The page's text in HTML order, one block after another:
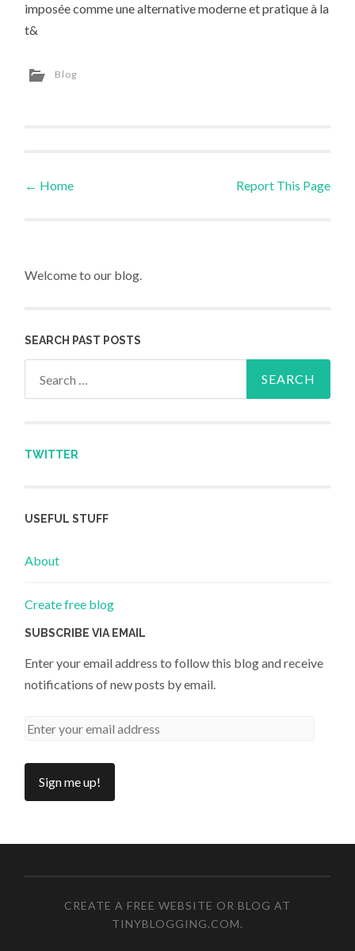
imposée comme une alternative moderne et pratique à la
t&
Blog
Post navigation
← Home Report This Page
Welcome to our blog.
SEARCH PAST POSTS
TWITTER
USEFUL STUFF
About
Create free blog
SUBSCRIBE VIA EMAIL
Enter your email address to follow this blog and receive
notifications of new posts by email.
CREATE A FREE WEBSITE OR BLOG AT
TINYBLOGGING.COM.